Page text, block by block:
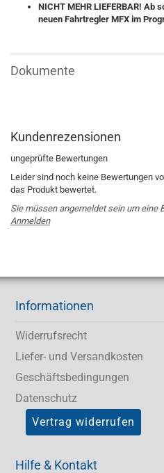
NICHT MEHR LIEFERBAR!
neuen Fahrtregler MFX im
Dokumente
Kundenrezensionen
ungeprüfte Bewertungen
Leider sind noch keine Bewertungen
das Produkt bewertet.
Sie müssen angemeldet sein um eine
Anmelden
Informationen
Widerrufsrecht
Liefer- und Versandkosten
Geschäftsbedingungen
Datenschutz
Vertrag widerrufen
Hilfe & Kontakt